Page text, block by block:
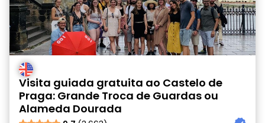
Visita guiada gratuita ao Castelo de
Praga: Grande Troca de Guardas ou
Alameda Dourada